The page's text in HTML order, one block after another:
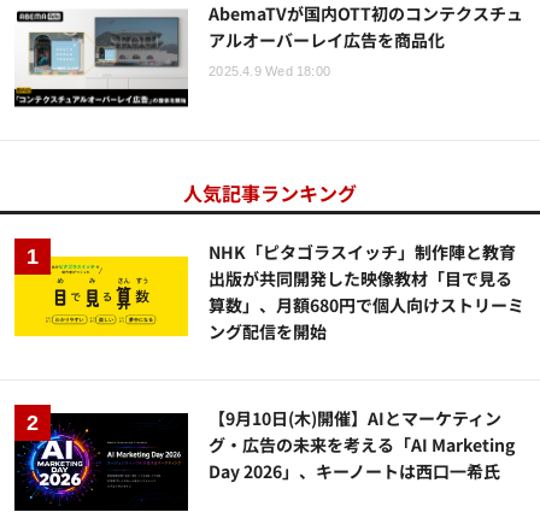
AbemaTVが国内OTT初のコンテクスチュ
アルオーバーレイ広告を商品化
2025.4.9 Wed 18:00
人気記事ランキング
NHK「ピタゴラスイッチ」制作陣と教育
出版が共同開発した映像教材「目で見る
算数」、月額680円で個人向けストリーミ
ング配信を開始
【9月10日(木)開催】AIとマーケティン
グ・広告の未来を考える「AI Marketing
Day 2026」、キーノートは西口一希氏